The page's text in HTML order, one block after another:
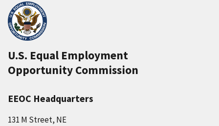
U.S. Equal Employment
Opportunity Commission
EEOC Headquarters
131 M Street, NE